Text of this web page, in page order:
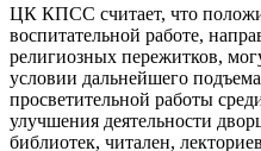
ЦК КПСС считает, что
воспитательной работе,
религиозных пережитков,
условии дальнейшего
просветительной работы
улучшения деятельности
библиотек, читален,